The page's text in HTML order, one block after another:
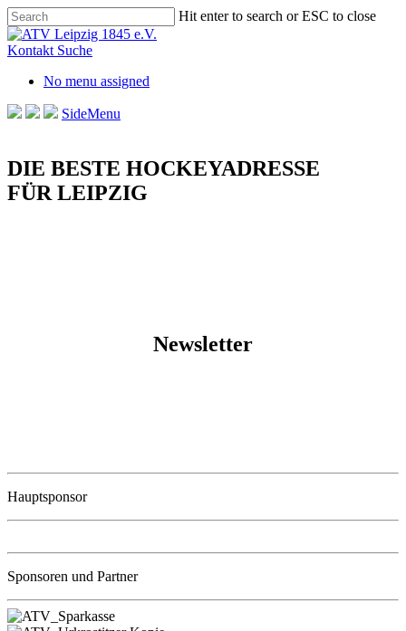
Skip
to
main
Hit enter to search or ESC to close
Close
Search
Kontakt Suche
No menu assigned
SideMenu
DIE BESTE HOCKEYADRESSE
FÜR LEIPZIG
Newsletter
Hauptsponsor
Sponsoren und Partner